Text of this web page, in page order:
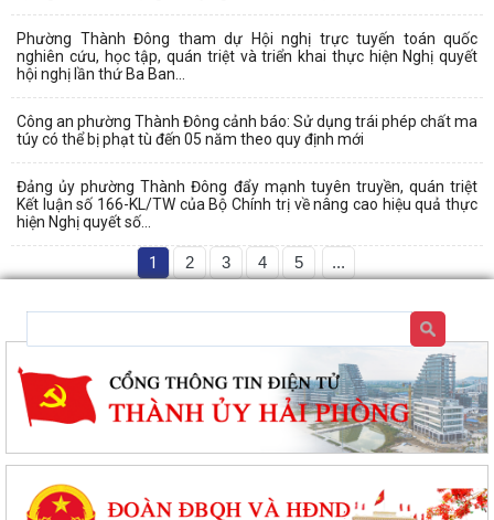
Phường Thành Đông tham dự Hội nghị trực tuyến toán quốc
nghiên cứu, học tập, quán triệt và triển khai thực hiện Nghị quyết
hội nghị lần thứ Ba Ban...
Công an phường Thành Đông cảnh báo: Sử dụng trái phép chất ma
túy có thể bị phạt tù đến 05 năm theo quy định mới
Đảng ủy phường Thành Đông đẩy mạnh tuyên truyền, quán triệt
Kết luận số 166-KL/TW của Bộ Chính trị về nâng cao hiệu quả thực
hiện Nghị quyết số...
1 2 3 4 5 ...